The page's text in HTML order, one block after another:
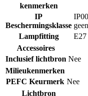
kenmerken
IP
Beschermingsklasse
Lampfitting
E27
Accessoires
Inclusief lichtbron Nee
Milieukenmerken
PEFC Keurmerk Nee
Lichtbron